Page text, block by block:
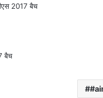
2017 बैच
बैच